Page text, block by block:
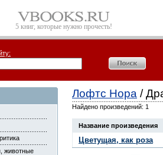
5 книг, которые нужно прочесть!
животные
Лофтс Нора /
Найдено произведений: 1
Название произведения
Цветущая, как роза